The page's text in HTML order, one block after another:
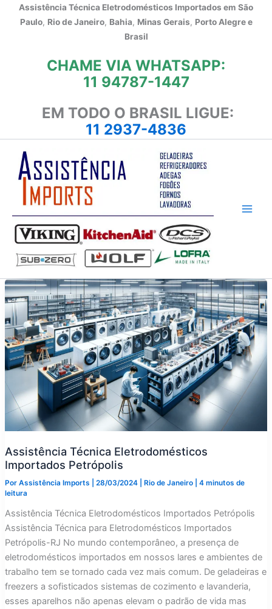
Assistência Técnica Eletrodomésticos Importados em São
Paulo, Rio de Janeiro, Bahia, Minas Gerais, Porto Alegre e
Brasil
CHAME VIA WHATSAPP:
11 94787-1447
EM TODO O BRASIL LIGUE:
11 2937-4836
Assistência Técnica Eletrodomésticos
Importados Petrópolis
Por Assistência Imports 28/03/2024 Rio de Janeiro| 4 minutos de
leitura
Assistência Técnica Eletrodomésticos Importados Petrópolis
Assistência Técnica para Eletrodomésticos Importados
Petrópolis-RJ No mundo contemporâneo, a presença de
eletrodomésticos importados em nossos lares e ambientes de
trabalho tem se tornado cada vez mais comum. De geladeiras e
freezers a sofisticados sistemas de cozimento e lavanderia,
esses aparelhos não apenas elevam o padrão de vida mas